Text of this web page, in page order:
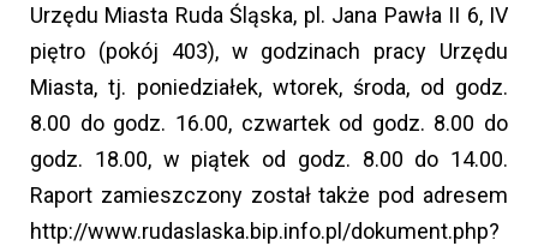
Urzędu Miasta Ruda Śląska, pl. Jana Pawła II 6, IV
piętro (pokój 403), w godzinach pracy Urzędu
Miasta, tj. poniedziałek, wtorek, środa, od godz.
8.00 do godz. 16.00, czwartek od godz. 8.00 do
godz. 18.00, w piątek od godz. 8.00 do 14.00.
Raport zamieszczony został także pod adresem
http://www.rudaslaska.bip.info.pl/dokument.php?